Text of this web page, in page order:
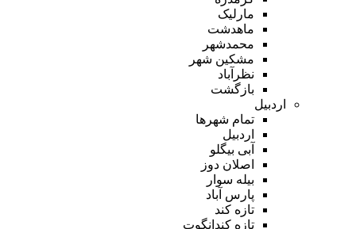
مارلیک
ماهدشت
محمدشهر
مشکین شهر
نظرآباد
بازگشت
اردبیل
تمام شهر‌ها
اردبیل
آبی بیگلو
اصلان دوز
بیله سوار
پارس آباد
تازه کند
تازه کندانگوت